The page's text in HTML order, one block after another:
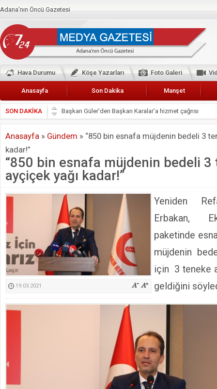
Adana'nın Öncü Gazetesi
Hava Durumu Köşe Yazarları Foto Galeri
Anasayfa Son Dakika Manşet
SON DAKİKA
Başkan Güler’den Başkan Karalar’a hizmet çağrısı
Lokantacılar ve Kebapçılar Esnaf Odası Başkanı Şefik
Hak-İş Abdurrahman Yücel
CEYHAN TİCARET ODASI
Hainler emellerine asla erişemeyecekler
BÖLGEMİZ ÇUKUROVA’DA 2019 YILI PAMUK
İyi Parti Yüreğir İlçe Başkanı Enis Akyürek
Kimyasallardan Koruma Derneği Başkanı Cennet Çelik
Anasayfa » Gündem » “850 bin esnafa müjdenin bedeli 3
kadar!”
“850 bin esnafa müjdenin bedeli 3
ayçiçek yağı kadar!”
19.03.2021
Yeniden
Erbakan,
paketinde
müjdenin
için 3 teneke
geldiğini